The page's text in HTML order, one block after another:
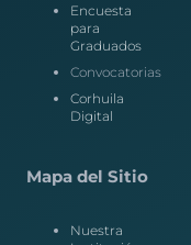
Encuesta
para
Graduados
Convocatorias
Corhuila
Digital
Mapa del Sitio
Nuestra